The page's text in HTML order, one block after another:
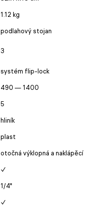
1.12 kg
podlahový stojan
3
systém flip-lock
490 — 1400
5
hliník
plast
otočná výklopná a naklápěcí
✓
1/4"
✓